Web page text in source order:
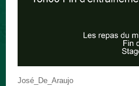
José_De_Araujo